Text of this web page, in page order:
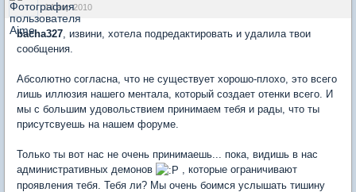
14 апр 2010
bacha327 , извини, хотела подредактировать и удалила твои
сообщения.
Абсолютно согласна, что не существует хорошо-плохо, это всего
лишь иллюзия нашего ментала, который создает отенки всего. И
мы с большим удовольствием принимаем тебя и рады, что ты
присутсвуешь на нашем форуме.
Только ты вот нас не очень принимаешь... пока, видишь в нас
административных демонов
, которые ограничивают
проявления тебя. Тебя ли? Мы очень боимся услышать тишину